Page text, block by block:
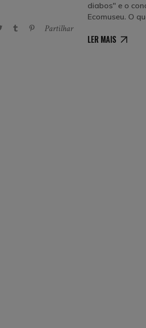
Partilhar
diabos" e o
Ecomuseu. O
LER MAIS